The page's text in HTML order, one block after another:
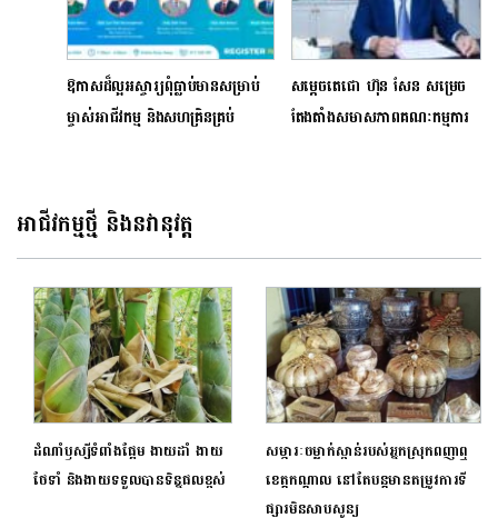
ឱកាសដ៏ល្អអស្ចារ្យពុំធ្លាប់មានសម្រាប់
ម្ចាស់អាជីវកម្ម និងសហគ្រិនគ្រប់
សម្ដេចតេជោ ហ៊ុន សែន សម្រេច
តែងតាំងសមាសភាពគណៈកម្មការ
អាជីវកម្មថ្មី និងនវានុវត្ត
ដំណាំឫស្សីទំពាំងផ្អែម ងាយដាំ ងាយ
ថែទាំ និងងាយទទួលបានទិន្នផលខ្ពស់
សម្ភារៈចម្លាក់ស្ពាន់របស់អ្នកស្រុកពញាឮ
ខេត្តកណ្តាល នៅតែបន្តមានតម្រូវការទី
ផ្សារមិនសាបសូន្យ